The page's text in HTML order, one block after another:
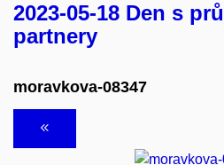
2023-05-18 Den s
partnery
moravkova-08347